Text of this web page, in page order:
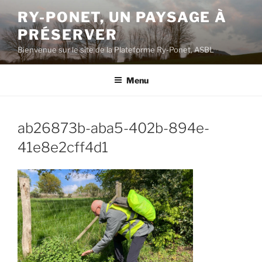
au
contenu
principal
RY-PONET, UN PAYSAGE À
PRÉSERVER
Bienvenue sur le site de la Plateforme Ry-Ponet, ASBL
Menu
ab26873b-aba5-402b-894e-
41e8e2cff4d1